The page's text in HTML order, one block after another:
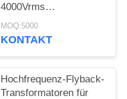
4000Vrms
Grundisolation, Push-
Pull-Topologie und
MOSFET-Gate-Drive
MOQ:5000
KONTAKT
Hochfrequenz-Flyback-
Transformatoren für